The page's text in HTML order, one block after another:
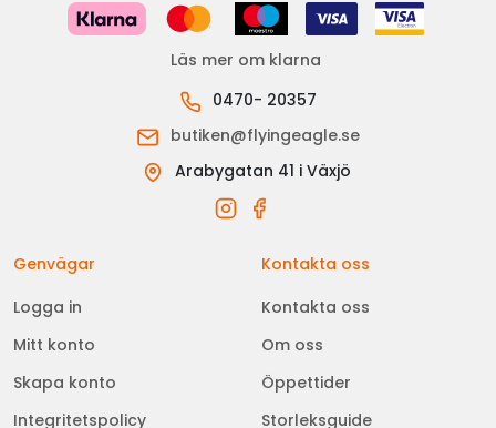
Läs mer om klarna
0470- 20357
butiken@flyingeagle.se
Arabygatan 41 i Växjö
Genvägar
Logga in
Mitt konto
Skapa konto
Integritetspolicy
Kontakta oss
Kontakta oss
Om oss
Öppettider
Storleksguide